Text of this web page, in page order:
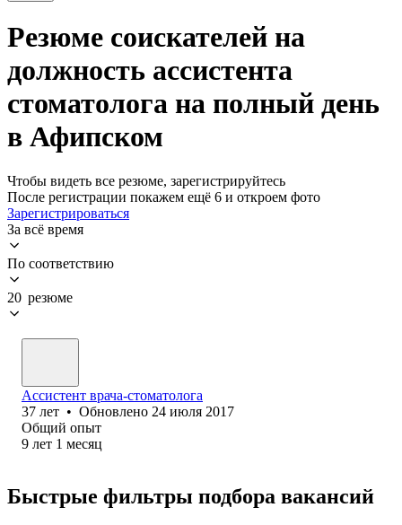
Резюме соискателей на
должность ассистента
стоматолога на полный день
в Афипском
Чтобы видеть все резюме, зарегистрируйтесь
После регистрации покажем ещё 6 и откроем фото
Зарегистрироваться
За всё время
По соответствию
20 резюме
Ассистент врача-стоматолога
37 лет • Обновлено 24 июля 2017
Общий опыт
9 лет 1 месяц
Быстрые фильтры подбора вакансий